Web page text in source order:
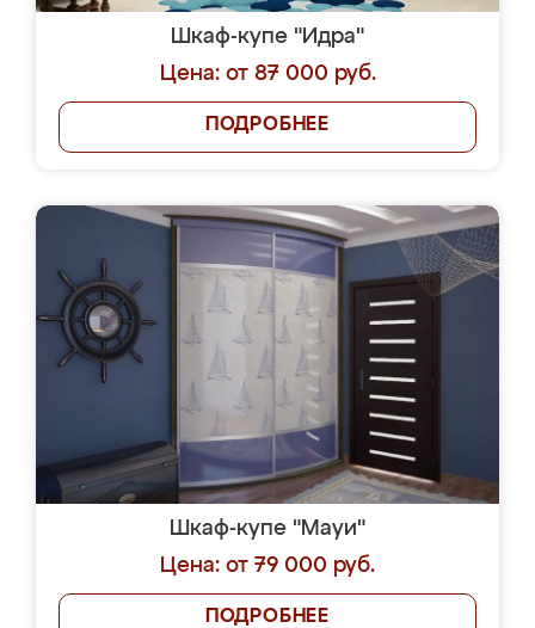
Шкаф-купе "Идра"
Цена: от 87 000 руб.
ПОДРОБНЕЕ
Шкаф-купе "Мауи"
Цена: от 79 000 руб.
ПОДРОБНЕЕ